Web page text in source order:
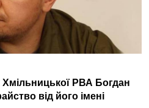
РВА Богдан
від його імені